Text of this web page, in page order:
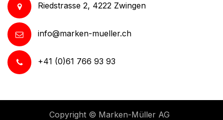
Riedstrasse 2, 4222 Zwingen
info@marken-mueller.ch
+41 (0)61 766 93 93
Copyright © Marken-Müller AG